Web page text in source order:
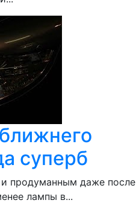
суперб
продуманным даже после
лампы в...